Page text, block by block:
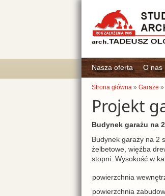
Nasza oferta O nas
Strona główna » Garaże »
Projekt
Budynek garażu na
Budynek garaży na 2
żelbetowe, więźba
stopni. Wysokość w
powierzchnia
powierzchnia